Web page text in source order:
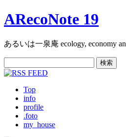
ARecoNote 19
あるいは一泉庵 ecology, economy
索:
Top
info
profile
.foto
my_house